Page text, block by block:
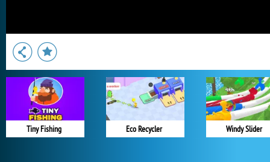
Tiny Fishing Eco Recycler Windy Slider